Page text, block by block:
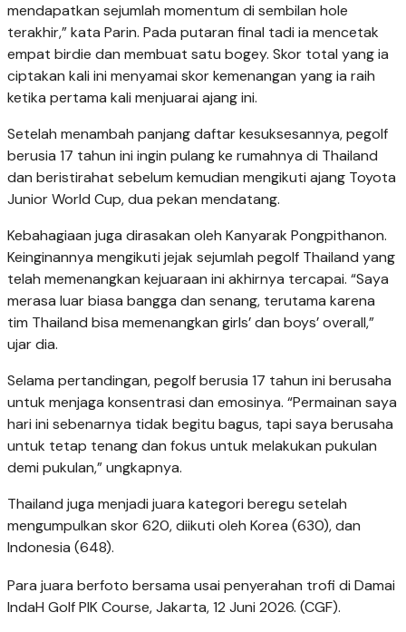
mendapatkan sejumlah momentum di sembilan hole
terakhir,” kata Parin. Pada putaran final tadi ia mencetak
empat birdie dan membuat satu bogey. Skor total yang ia
ciptakan kali ini menyamai skor kemenangan yang ia raih
ketika pertama kali menjuarai ajang ini.
Setelah menambah panjang daftar kesuksesannya, pegolf
berusia 17 tahun ini ingin pulang ke rumahnya di Thailand
dan beristirahat sebelum kemudian mengikuti ajang Toyota
Junior World Cup, dua pekan mendatang.
Kebahagiaan juga dirasakan oleh Kanyarak Pongpithanon.
Keinginannya mengikuti jejak sejumlah pegolf Thailand yang
telah memenangkan kejuaraan ini akhirnya tercapai. “Saya
merasa luar biasa bangga dan senang, terutama karena
tim Thailand bisa memenangkan girls’ dan boys’ overall,”
ujar dia.
Selama pertandingan, pegolf berusia 17 tahun ini berusaha
untuk menjaga konsentrasi dan emosinya. “Permainan saya
hari ini sebenarnya tidak begitu bagus, tapi saya berusaha
untuk tetap tenang dan fokus untuk melakukan pukulan
demi pukulan,” ungkapnya.
Thailand juga menjadi juara kategori beregu setelah
mengumpulkan skor 620, diikuti oleh Korea (630), dan
Indonesia (648).
Para juara berfoto bersama usai penyerahan trofi di Damai
IndaH Golf PIK Course, Jakarta, 12 Juni 2026. (CGF).